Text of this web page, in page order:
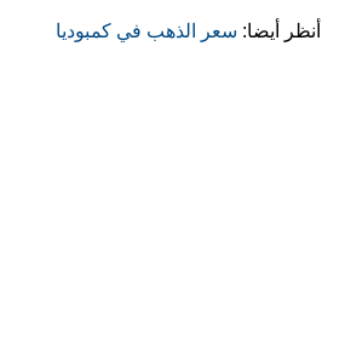
أنظر أيضا: سعر الذهب في كمبوديا